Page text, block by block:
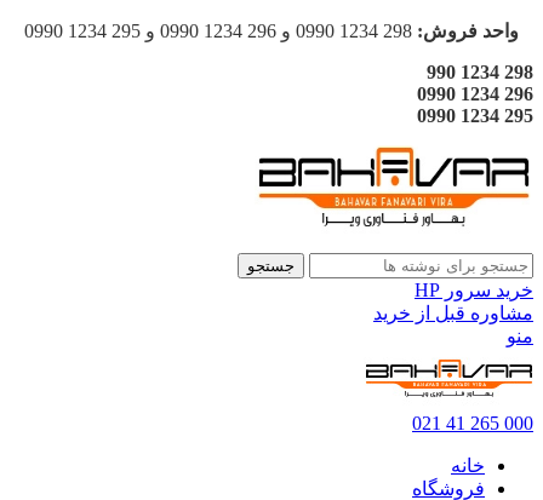
واحد فروش:
298 1234 990
296 1234 0990
295 1234 0990
جستجو
خرید سرور HP
مشاوره قبل از خرید
منو
000 265 41 021
خانه
فروشگاه